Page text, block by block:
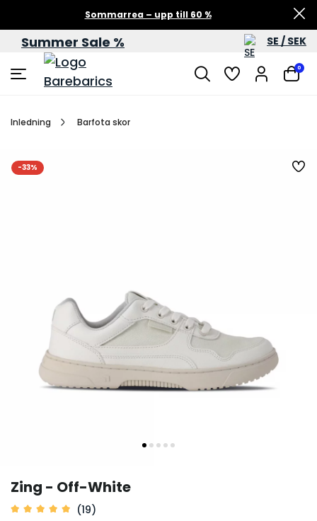
Sommarrea – upp till 60 %
Summer Sale % SE / SEK
0
Inledning Barfota skor
-33%
Zing - Off-White
(19)